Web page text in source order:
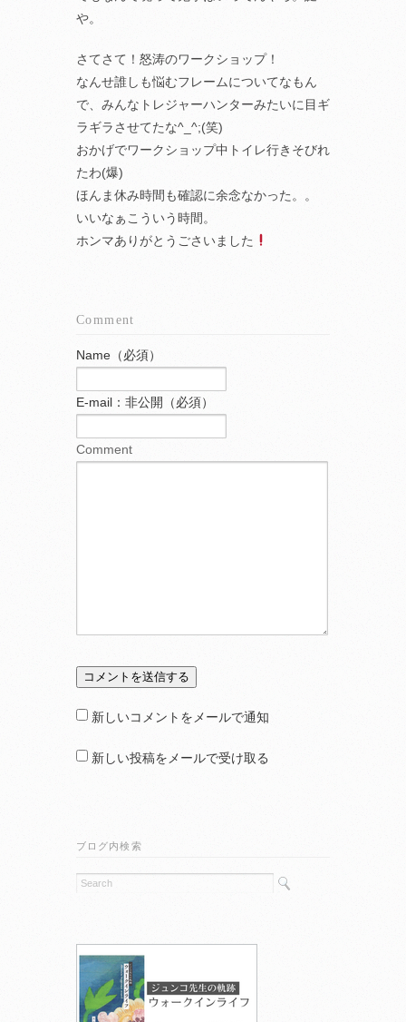
や。
さてさて！怒涛のワークショップ！
なんせ誰しも悩むフレームについてなもん
で、みんなトレジャーハンターみたいに目ギ
ラギラさせてたな^_^;(笑)
おかげでワークショップ中トイレ行きそびれ
たわ(爆)
ほんま休み時間も確認に余念なかった。。
いいなぁこういう時間。
ホンマありがとうごさいました
Comment
Name（必須）
E-mail：非公開（必須）
Comment
新しいコメントをメールで通知
新しい投稿をメールで受け取る
ブログ内検索